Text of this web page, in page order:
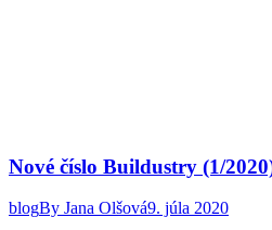
Nové číslo Buildustry (1/
blogBy Jana Olšová9. júla 2020